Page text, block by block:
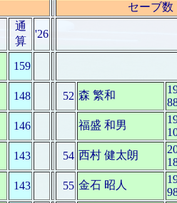
セーブ数
通
算
'26
159
148 52 森 繁和
146 福盛 和男
143 54 西村 健太朗
143 55 金石 昭人